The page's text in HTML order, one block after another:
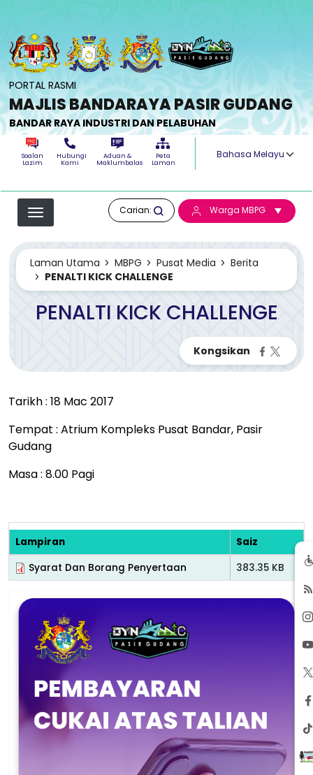
PORTAL RASMI
MAJLIS BANDARAYA PASIR GUDANG
BANDAR RAYA INDUSTRI DAN PELABUHAN
Soalan
Lazim
Hubungi
Kami
Aduan &
Maklumbalas
Peta
Laman
Select your
Carian: Warga MBPG
Laman Utama MBPG Pusat Media
Berita
PENALTI KICK CHALLENGE
PENALTI KICK CHALLENGE
Tarikh : 18 Mac 2017
Tempat : Atrium Kompleks Pusat Bandar, Pasir
Gudang
Masa : 8.00 Pagi
Lampiran
Saiz
Syarat Dan Borang Penyertaan
383.35 KB